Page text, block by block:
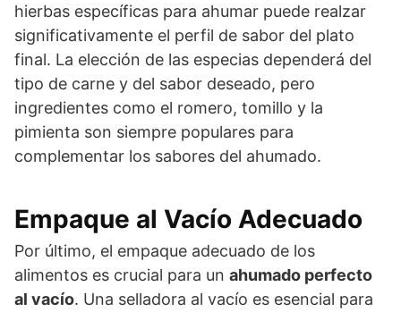
hierbas específicas para ahumar puede realzar
significativamente el perfil de sabor del plato
final. La elección de las especias dependerá del
tipo de carne y del sabor deseado, pero
ingredientes como el romero, tomillo y la
pimienta son siempre populares para
complementar los sabores del ahumado.
Empaque al Vacío Adecuado
Por último, el empaque adecuado de los
alimentos es crucial para un ahumado perfecto
al vacío. Una selladora al vacío es esencial para